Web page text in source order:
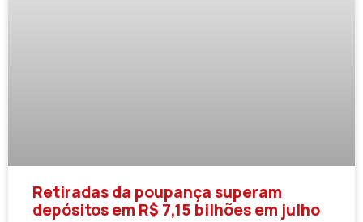
Retiradas da poupança superam
depósitos em R$ 7,15 bilhões em julho